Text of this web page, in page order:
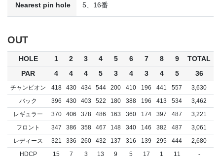
Nearest pin hole 5、16番
OUT
HOLE 1 2 3 4 5 6 7 8 9
TOTAL
PAR
4 4 4 5 3 4 3 4 5 36
チャンピオン 418 430 434 544 200 410 196 441 557
3,630
バック
396 430 403 522 180 388 196 413 534
3,462
レギュラー
370 406 378 486 163 360 174 397 487
3,221
フロント
347 386 358 467 148 340 146 382 487
3,061
レディース
321 336 260 432 137 316 139 295 444
2,680
HDCP
15 7 3 13 9 5 17 1 11 -